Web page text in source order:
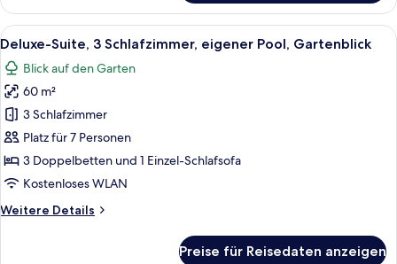
Suite,
2 Schlafzimmer,
eigener
Pool,
Poolblick
Alle
Fotos
für
Deluxe-
Suite,
3 Schlafzimmer,
eigener
Pool,
anzeigen
Ein Swimmingpool mit Steinrand,
9
Deluxe-Suite, 3 Schlafzimmer, eigener Pool, Gartenblick
Blick auf den Garten
60 m²
3 Schlafzimmer
Platz für 7 Personen
3 Doppelbetten und 1 Einzel-Schlafsofa
Kostenloses WLAN
Weitere Details
Weitere
Preise für Reisedaten anzeigen